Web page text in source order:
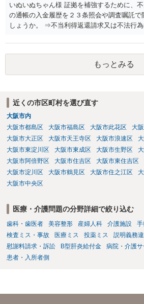
いぬいぬちゃん様 証拠を補強するために、
の通帳の入金履歴を２３条照会や調査嘱託
しょうか。 ⇒不当利得返還請求又は不法行
等を行うことは十分考えられます。もっと
なることを裁判所は忌避しますので、具体
必要があります。 不正引き出しと入金の金
いた場合勝訴の確率はどのくらいでしょう
縮ですが、使途不明金訴訟の場合には、よく
です。 なお、仮に裁判で勝ったとしても弟さ
な回収をすることはできませんので、弟さん
え等もきちんと検討してくれる弁護士の方に
勧めいたします。
もっとみる
近くの市区町村を選び直す
大阪市内
大阪市都島区
大阪市福島区 大阪市此花区 大
大阪市大正区
大阪市天王寺区 大阪市浪速区
大阪市東淀川区
大阪市東成区 大阪市生野区
大阪市阿倍野区
大阪市住吉区 大阪市東住吉区
大阪市淀川区
大阪市鶴見区 大阪市住之江区
大阪市中央区
医療・介護問題の分野詳細で絞り込む
歯科・歯医者 美容整形 産婦人科 介護施設
検査ミス・事故
医療ミス 投薬ミス 説明義務
慰謝料請求・訴訟
B型肝炎給付金
病院・介護
患者・入所者側